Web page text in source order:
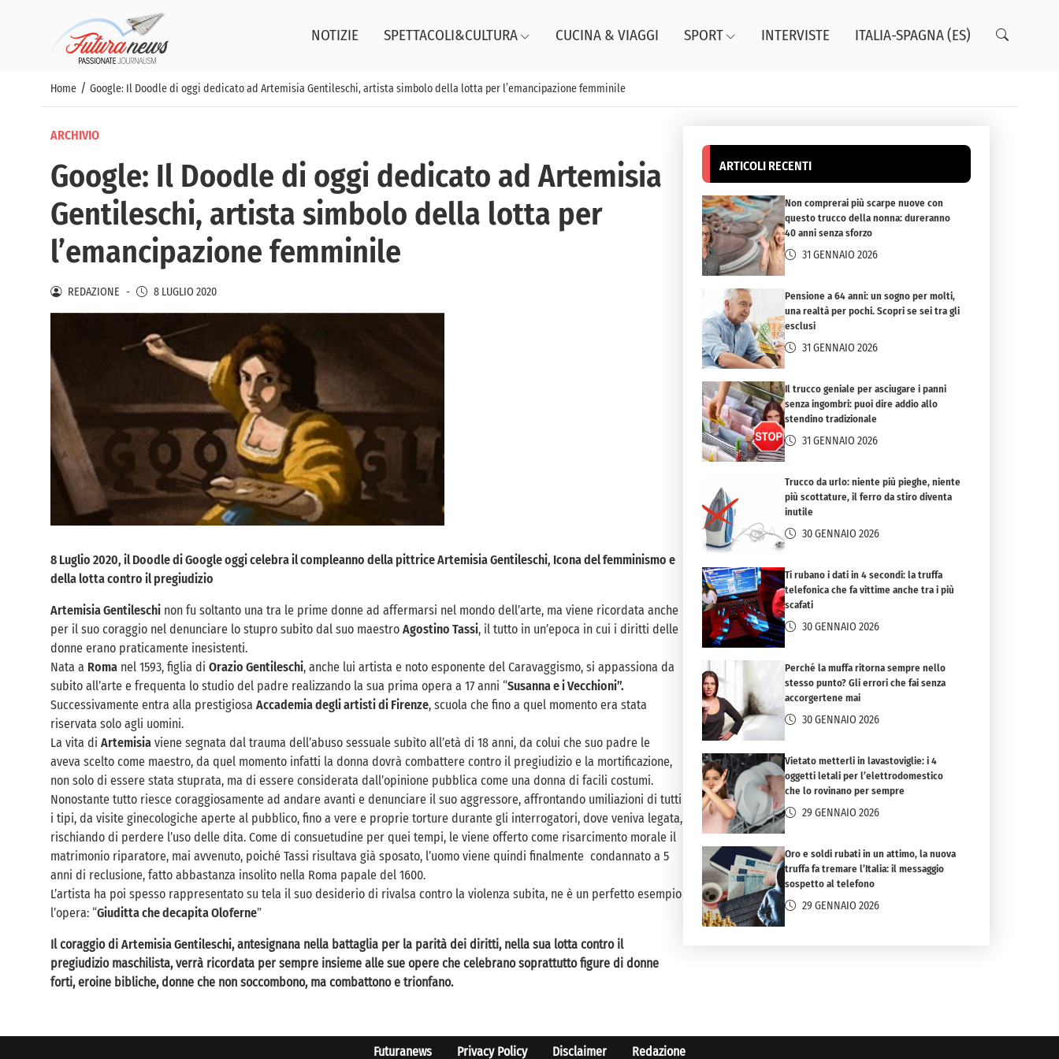
NOTIZIE SPETTACOLI&CULTURA CUCINA & VIAGGI SPORT INTERVISTE ITALIA-SPAGNA (ES)
Home / Google: Il Doodle di oggi dedicato ad Artemisia Gentileschi, artista simbolo della lotta per l’emancipazione femminile
ARCHIVIO
Google: Il Doodle di oggi dedicato ad Artemisia
Gentileschi, artista simbolo della lotta per
l’emancipazione femminile
REDAZIONE - 8 LUGLIO 2020
8 Luglio 2020, il Doodle di Google oggi celebra il compleanno della pittrice Artemisia Gentileschi, Icona del femminismo e
della lotta contro il pregiudizio
Artemisia Gentileschi non fu soltanto una tra le prime donne ad affermarsi nel mondo dell’arte, ma viene ricordata anche
per il suo coraggio nel denunciare lo stupro subito dal suo maestro Agostino Tassi, il tutto in un’epoca in cui i diritti delle
donne erano praticamente inesistenti.
Nata a Roma nel 1593, figlia di Orazio Gentileschi, anche lui artista e noto esponente del Caravaggismo, si appassiona da
subito all’arte e frequenta lo studio del padre realizzando la sua prima opera a 17 anni “Susanna e i Vecchioni”.
Successivamente entra alla prestigiosa Accademia degli artisti di Firenze, scuola che fino a quel momento era stata
riservata solo agli uomini.
La vita di Artemisia viene segnata dal trauma dell’abuso sessuale subìto all’età di 18 anni, da colui che suo padre le
aveva scelto come maestro, da quel momento infatti la donna dovrà combattere contro il pregiudizio e la mortificazione,
non solo di essere stata stuprata, ma di essere considerata dall’opinione pubblica come una donna di facili costumi.
Nonostante tutto riesce coraggiosamente ad andare avanti e denunciare il suo aggressore, affrontando umiliazioni di tutti
i tipi, da visite ginecologiche aperte al pubblico, fino a vere e proprie torture durante gli interrogatori, dove veniva legata,
rischiando di perdere l’uso delle dita. Come di consuetudine per quei tempi, le viene offerto come risarcimento morale il
matrimonio riparatore, mai avvenuto, poiché Tassi risultava già sposato, l’uomo viene quindi finalmente condannato a 5
anni di reclusione, fatto abbastanza insolito nella Roma papale del 1600.
L’artista ha poi spesso rappresentato su tela il suo desiderio di rivalsa contro la violenza subita, ne è un perfetto esempio
l’opera: “Giuditta che decapita Oloferne”
Il coraggio di Artemisia Gentileschi, antesignana nella battaglia per la parità dei diritti, nella sua lotta contro il
pregiudizio maschilista, verrà ricordata per sempre insieme alle sue opere che celebrano soprattutto figure di donne
forti, eroine bibliche, donne che non soccombono, ma combattono e trionfano.
ARTICOLI RECENTI
Non comprerai più scarpe nuove con
questo trucco della nonna: dureranno
40 anni senza sforzo
31 GENNAIO 2026
Pensione a 64 anni: un sogno per molti,
una realtà per pochi. Scopri se sei tra gli
esclusi
31 GENNAIO 2026
Il trucco geniale per asciugare i panni
senza ingombri: puoi dire addio allo
stendino tradizionale
31 GENNAIO 2026
Trucco da urlo: niente più pieghe, niente
più scottature, il ferro da stiro diventa
inutile
30 GENNAIO 2026
Ti rubano i dati in 4 secondi: la truffa
telefonica che fa vittime anche tra i più
scafati
30 GENNAIO 2026
Perché la muffa ritorna sempre nello
stesso punto? Gli errori che fai senza
accorgertene mai
30 GENNAIO 2026
Vietato metterli in lavastoviglie: i 4
oggetti letali per l’elettrodomestico
che lo rovinano per sempre
29 GENNAIO 2026
Oro e soldi rubati in un attimo, la nuova
truffa fa tremare l’Italia: il messaggio
sospetto al telefono
29 GENNAIO 2026
Futuranews Privacy Policy Disclaimer Redazione